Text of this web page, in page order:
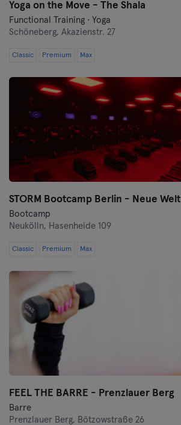
Yoga on the Move - The Shala
Functional Training · Yoga
Schöneberg, Akazienstr. 27
Classic Premium Max
STORM Bootcamp Berlin - Neue Welt
Bootcamp
Neukölln, Hasenheide 109
Classic Premium Max
FEEL THE BARRE - Prenzlauer Berg
Barre
Prenzlauer Berg, Bötzowstraße 26